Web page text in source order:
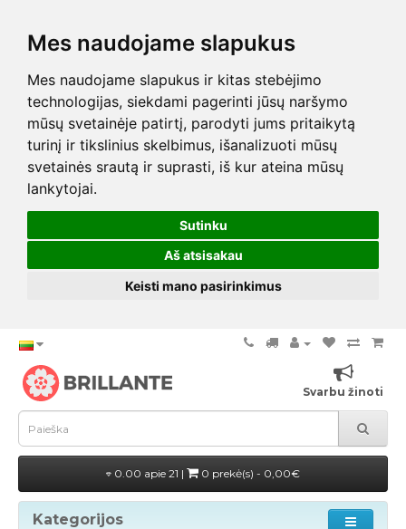
Mes naudojame slapukus
Mes naudojame slapukus ir kitas stebėjimo
technologijas, siekdami pagerinti jūsų naršymo
mūsų svetainėje patirtį, parodyti jums pritaikytą
turinį ir tikslinius skelbimus, išanalizuoti mūsų
svetainės srautą ir suprasti, iš kur ateina mūsų
lankytojai.
Sutinku
Aš atsisakau
Keisti mano pasirinkimus
Svarbu žinoti
0.00 apie 21 | 0 prekė(s) - 0,00€
Kategorijos